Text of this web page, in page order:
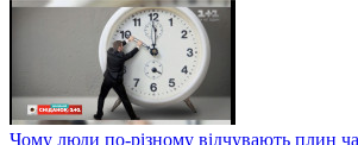
Чому люди по-різному відчувають плин